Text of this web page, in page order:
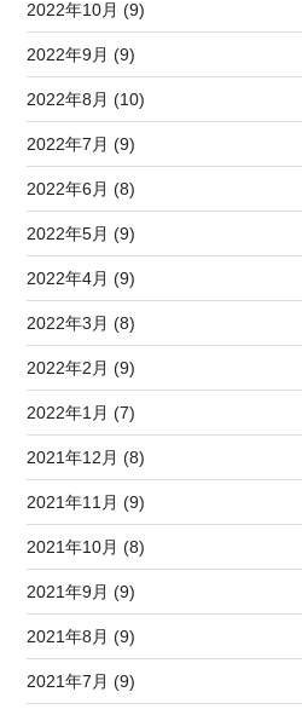
2022年10月 (9)
2022年9月 (9)
2022年8月 (10)
2022年7月 (9)
2022年6月 (8)
2022年5月 (9)
2022年4月 (9)
2022年3月 (8)
2022年2月 (9)
2022年1月 (7)
2021年12月 (8)
2021年11月 (9)
2021年10月 (8)
2021年9月 (9)
2021年8月 (9)
2021年7月 (9)